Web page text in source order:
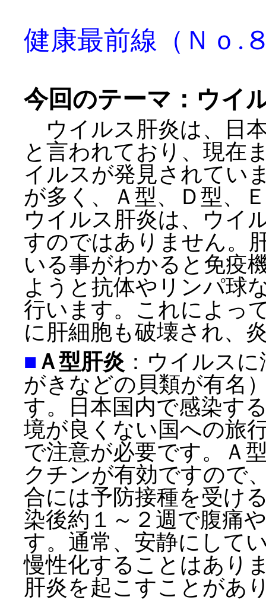
健康最前線（Ｎｏ.
今回のテーマ：ウイ
ウイルス肝炎は、日
と言われており、現在
イルスが発見されてい
が多く、Ａ型、Ｄ型、
ウイルス肝炎は、ウイ
すのではありません。
いる事がわかると免疫
ようと抗体やリンパ球
行います。これによっ
に肝細胞も破壊され、
■ Ａ型肝炎 ：ウイルス
がきなどの貝類が有名
す。日本国内で感染す
境が良くない国への旅
で注意が必要です。Ａ
クチンが有効ですので
合には予防接種を受け
染後約１～２週で腹痛
す。通常、安静にして
慢性化することはあり
肝炎を起こすことがあ